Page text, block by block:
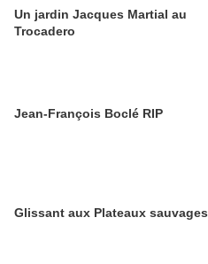
Un jardin Jacques Martial au
Trocadero
Jean-François Boclé RIP
Glissant aux Plateaux sauvages